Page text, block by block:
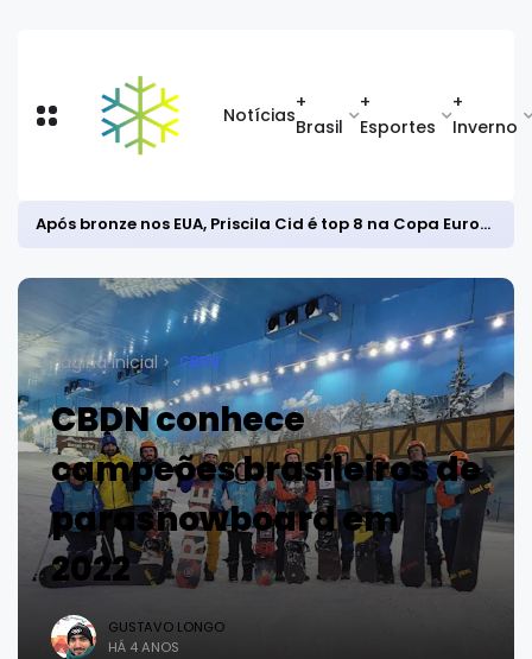
Notícias
+
Brasil
+
Esportes
+
Inverno
Após bronze nos EUA, Priscila Cid é top 8 na Copa Europeia de snowboard halfpipe
Página inicial CBDN
CBDN conhece
campeões brasileiros de
parasnowboard em
2022
GUSTAVO LONGO
HÁ 4 ANOS